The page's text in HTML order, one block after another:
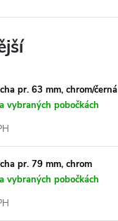
pr. 63 mm, chrom/černá
vybraných pobočkách
pr. 79 mm, chrom
vybraných pobočkách